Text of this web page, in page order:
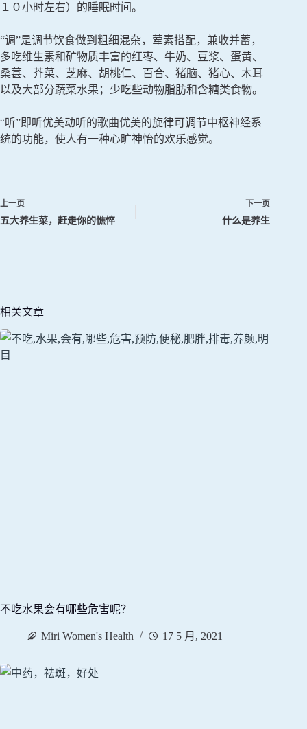
１０小时左右）的睡眠时间。
“调”是调节饮食做到粗细混杂，荤素搭配，兼收并蓄，
多吃维生素和矿物质丰富的红枣、牛奶、豆浆、蛋黄、
桑葚、芥菜、芝麻、胡桃仁、百合、猪脑、猪心、木耳
以及大部分蔬菜水果；少吃些动物脂肪和含糖类食物。
“听”即听优美动听的歌曲优美的旋律可调节中枢神经系
统的功能，使人有一种心旷神怡的欢乐感觉。
上一页
五大养生菜，赶走你的憔悴
下一页
什么是养生
相关文章
不吃水果会有哪些危害呢？
Miri Women's Health 17 5 月, 2021